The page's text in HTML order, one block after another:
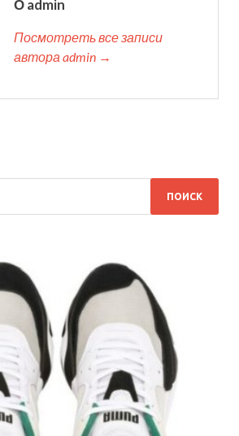
О admin
Посмотреть все записи
автора admin →